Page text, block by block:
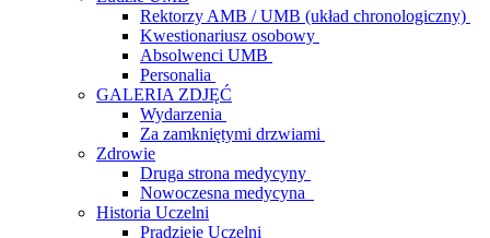
Rektorzy AMB / UMB (układ chronologiczny)
Kwestionariusz osobowy
Absolwenci UMB
Personalia
GALERIA ZDJĘĆ
Wydarzenia
Za zamkniętymi drzwiami
Zdrowie
Druga strona medycyny
Nowoczesna medycyna
Historia Uczelni
Pradzieje Uczelni